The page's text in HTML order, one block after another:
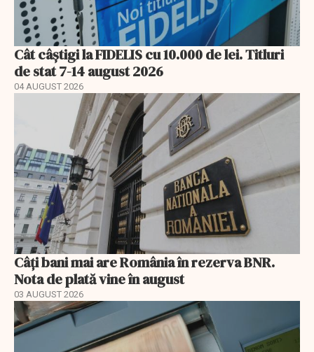
Cât câștigi la FIDELIS cu 10.000 de lei. Titluri
de stat 7-14 august 2026
04 AUGUST 2026
Câți bani mai are România în rezerva BNR.
Nota de plată vine în august
03 AUGUST 2026